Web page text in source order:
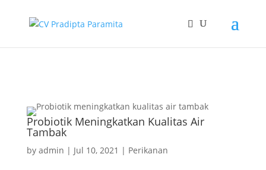
Probiotik Meningkatkan Kualitas Air
Tambak
by admin | Jul 10, 2021 | Perikanan